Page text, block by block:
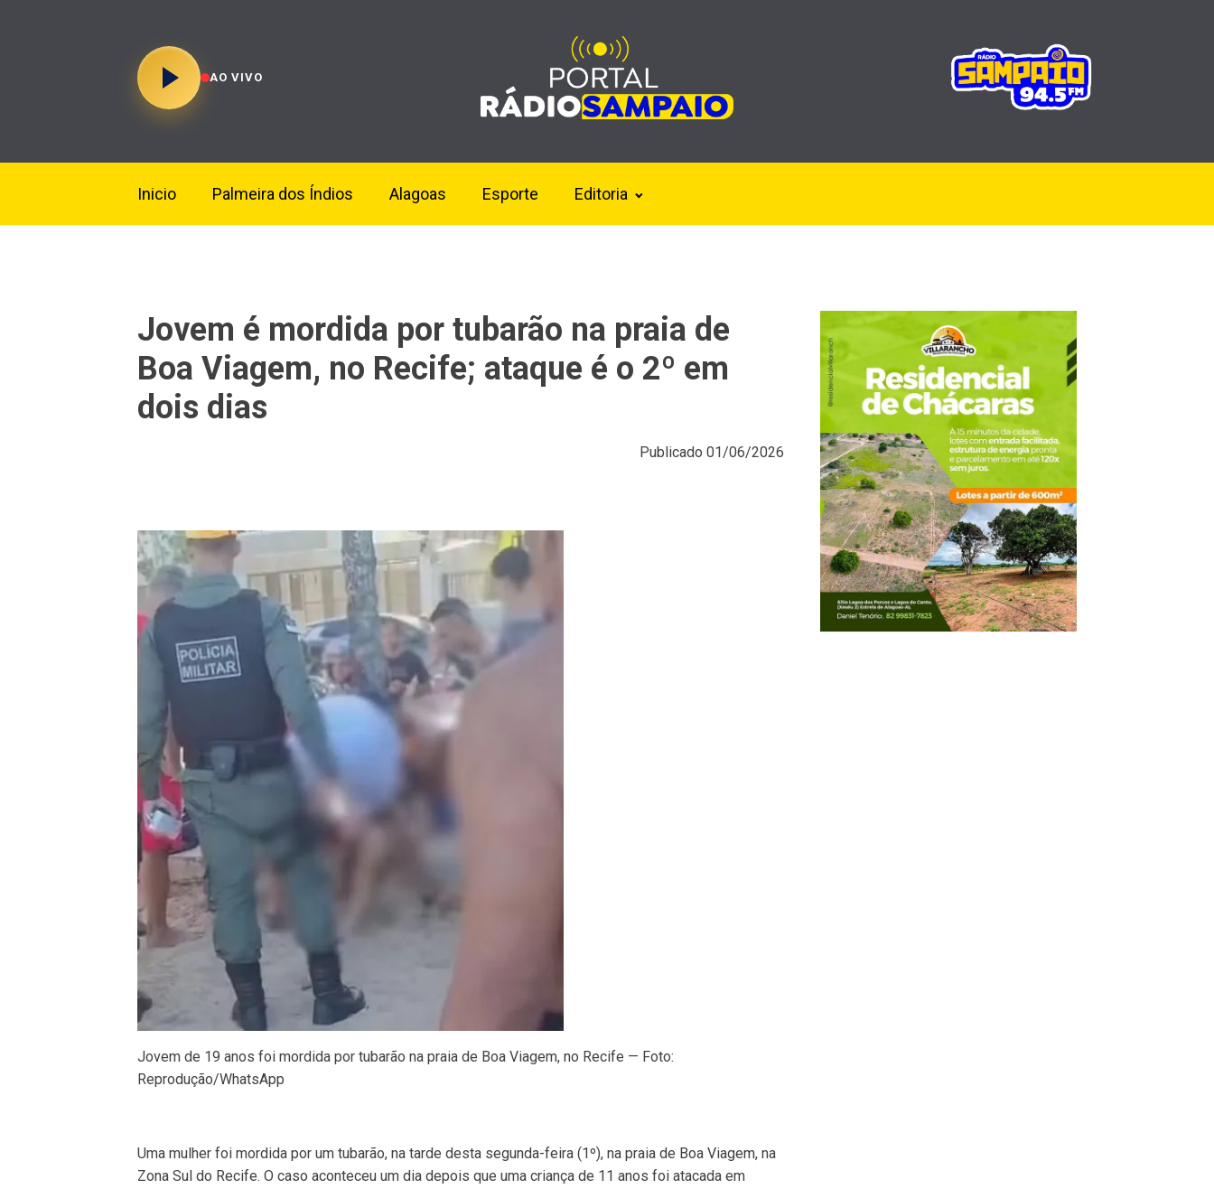
AO VIVO
Inicio Palmeira dos Índios Alagoas Esporte Editoria
Jovem é mordida por tubarão na praia de
Boa Viagem, no Recife; ataque é o 2º em
dois dias
Publicado 01/06/2026
Jovem de 19 anos foi mordida por tubarão na praia de Boa Viagem, no Recife — Foto:
Reprodução/WhatsApp
Uma mulher foi mordida por um tubarão, na tarde desta segunda-feira (1º), na praia de Boa Viagem, na
Zona Sul do Recife. O caso aconteceu um dia depois que uma criança de 11 anos foi atacada em